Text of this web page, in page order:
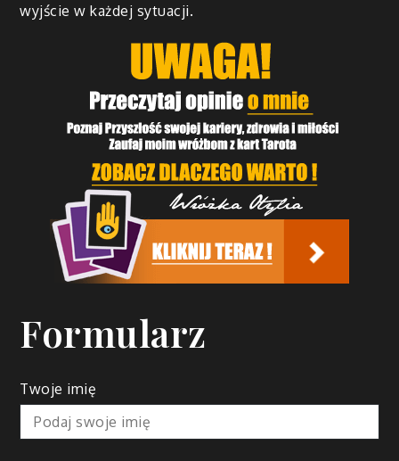
wyjście w każdej sytuacji.
Formularz
Twoje imię